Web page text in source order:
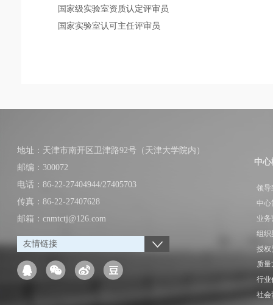
国家级实验室资质认定评审员
国家实验室认可主任评审员
地址：天津市南开区卫津路92号（天津大学院内）
邮编：300072
电话：86-22-27404944/27405703
传真：86-22-27407628
邮箱：cnmtctj@126.com
友情链接
中
领导
中心
业务
组织
授权
质量
行业
社会